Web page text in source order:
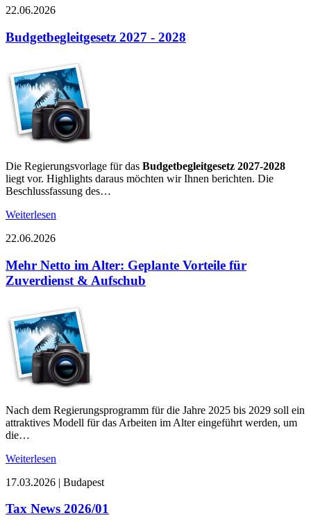
22.06.2026
Budgetbegleitgesetz 2027 - 2028
Die Regierungsvorlage für das Budgetbegleitgesetz 2027-2028
liegt vor. Highlights daraus möchten wir Ihnen berichten. Die
Beschlussfassung des…
Weiterlesen
22.06.2026
Mehr Netto im Alter: Geplante Vorteile für
Zuverdienst & Aufschub
Nach dem Regierungsprogramm für die Jahre 2025 bis 2029 soll ein
attraktives Modell für das Arbeiten im Alter eingeführt werden, um
die…
Weiterlesen
17.03.2026 | Budapest
Tax News 2026/01